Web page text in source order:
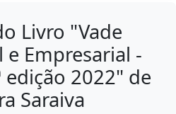
Livro "Vade
e Empresarial -
edição 2022" de
Saraiva